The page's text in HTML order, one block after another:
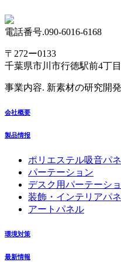
電話番号.090-6016-6168
〒272ー0133
千葉県市川市行徳駅前4丁
事業内容. 新素材の研究開
会社概要
製品情报
ポリエステル吸音パ
パーテーション
デスク用パーテーシ
装飾・インテリアパ
アートパネル
環境対策
最新情報